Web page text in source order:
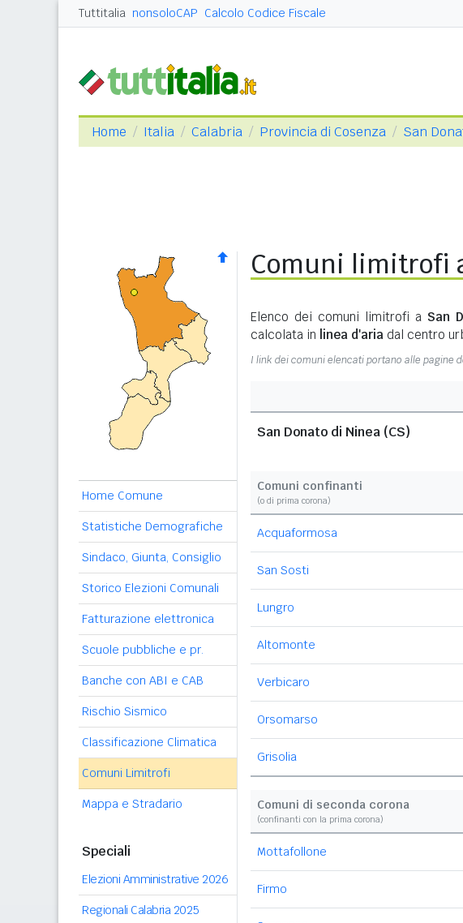
Tuttitalia nonsoloCAP Calcolo Codice Fiscale
Home Italia Calabria Provincia di Cosenza San
Home Comune
Statistiche Demografiche
Sindaco, Giunta, Consiglio
Storico Elezioni Comunali
Fatturazione elettronica
Scuole pubbliche e pr.
Banche con ABI e CAB
Rischio Sismico
Classificazione Climatica
Comuni Limitrofi
Mappa e Stradario
Speciali
Elezioni Amministrative 2026
Regionali Calabria 2025
Comuni limitrofi
Elenco dei comuni limitrofi a San
calcolata in linea d'aria dal centro
I link dei comuni elencati portano alle pagine
San Donato di Ninea (CS)
Comuni confinanti
(o di prima corona)
Acquaformosa
San Sosti
Lungro
Altomonte
Verbicaro
Orsomarso
Grisolia
Comuni di seconda corona
(confinanti con la prima corona)
Mottafollone
Firmo